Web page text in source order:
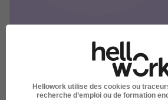
Peintre en Bâtiment H/F
Adéquat recrute pour Adéquat...
Alençon - 61 Intérim
1 867,02 -
Hellowork utilise des cookies ou
recherche d’emploi ou de formation